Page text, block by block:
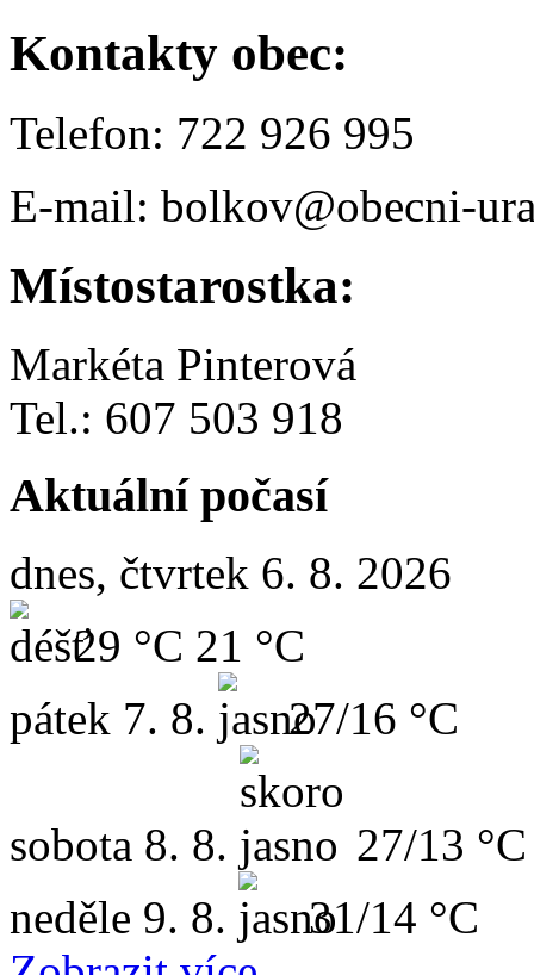
Kontakty obec:
Telefon: 722 926 995
E-mail: bolkov@obecni-
Místostarostka:
Markéta Pinterová
Tel.: 607 503 918
Aktuální počasí
dnes, čtvrtek 6. 8. 2026
29 °C 21 °C
pátek 7. 8. 27/16 °C
sobota 8. 8.
27/13 °C
neděle 9. 8.
31/14 °C